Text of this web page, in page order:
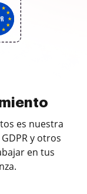
es nuestra
y otros
en tus